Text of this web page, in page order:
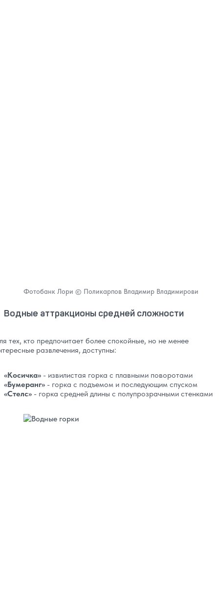
Фотобанк Лори © Поликарпов Владимир Владимирови
Водные аттракционы средней сложности
тех, кто предпочитает более спокойные, но не менее
развлечения, доступны:
«Косичка» - извилистая горка с плавными поворотами
«Бумеранг» - горка с подъемом и последующим спуском
«Стелс» - горка средней длины с полупрозрачными стенками